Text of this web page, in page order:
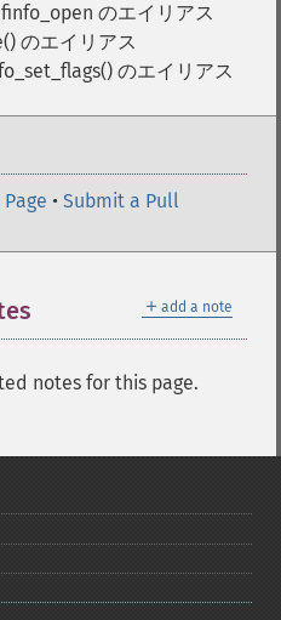
のエイリアス
のエイリアス
のエイリアス
• Submit a Pull
＋ add a note
notes for this page.